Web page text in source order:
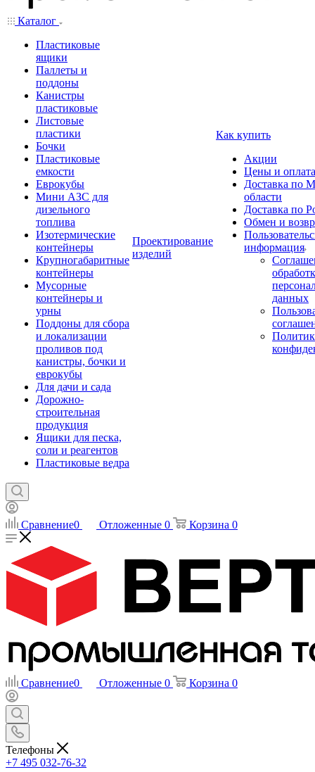
Каталог
Пластиковые
ящики
Паллеты и
поддоны
Канистры
пластиковые
Листовые
пластики
Бочки
Пластиковые
емкости
Еврокубы
Мини АЗС для
дизельного
топлива
Изотермические
контейнеры
Крупногабаритные
контейнеры
Мусорные
контейнеры и
урны
Поддоны для сбора
и локализации
проливов под
канистры, бочки и
еврокубы
Для дачи и сада
Дорожно-
строительная
продукция
Ящики для песка,
соли и реагентов
Пластиковые ведра
Проектирование
изделий
Как купить
Акции
Цены и оплата
Доставка по
области
Доставка по
Обмен и
информация
данных
Сравнение0 Отложенные 0 Корзина 0
Сравнение0 Отложенные 0 Корзина 0
Телефоны
+7 495 032-76-32